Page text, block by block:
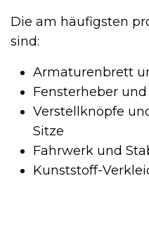
Die am häufigsten
sind:
Armaturenbrett
Fensterheber
Verstellknöpfe
Sitze
Fahrwerk und
Kunststoff-